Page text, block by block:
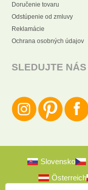
Doručenie tovaru
Odstúpenie od zmluvy
Reklamácie
Ochrana osobných údajov
SLEDUJTE NÁS
Slovensko
Österreich